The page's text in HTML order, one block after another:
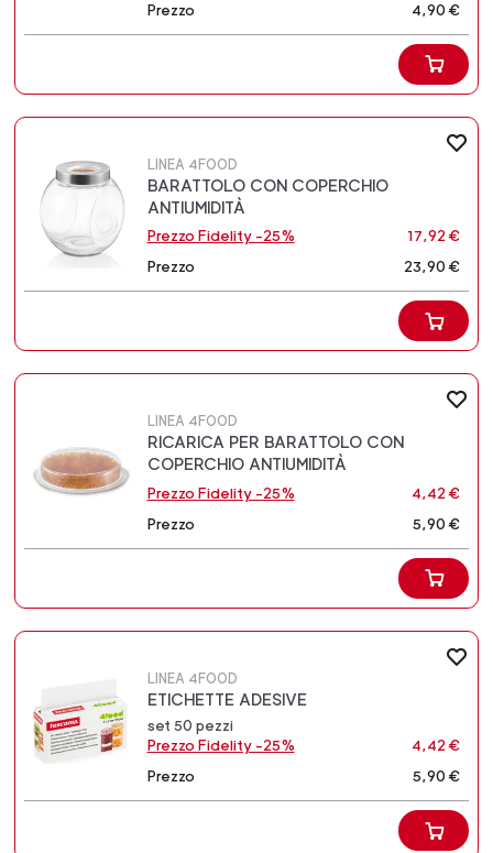
Prezzo
4,90 €
LINEA 4FOOD
BARATTOLO CON COPERCHIO
ANTIUMIDITÀ
Prezzo Fidelity -25%
17,92 €
Prezzo
23,90 €
LINEA 4FOOD
RICARICA PER BARATTOLO CON
COPERCHIO ANTIUMIDITÀ
Prezzo Fidelity -25%
4,42 €
Prezzo
5,90 €
LINEA 4FOOD
ETICHETTE ADESIVE
set 50 pezzi
Prezzo Fidelity -25%
4,42 €
Prezzo
5,90 €